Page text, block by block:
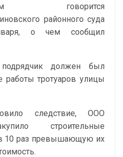
районного суда
о чем сообщил
подрядчик должен был
тротуаров улицы
следствие, ООО
строительные
10 раз превышающую их